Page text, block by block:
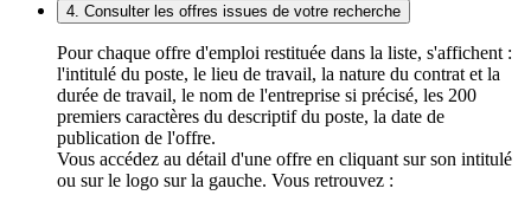
4. Consulter les offres issues de votre recherche
Pour chaque offre d'emploi restituée dans la liste, s'affichent :
l'intitulé du poste, le lieu de travail, la nature du contrat et la
durée de travail, le nom de l'entreprise si précisé, les 200
premiers caractères du descriptif du poste, la date de
publication de l'offre.
Vous accédez au détail d'une offre en cliquant sur son intitulé
ou sur le logo sur la gauche. Vous retrouvez :